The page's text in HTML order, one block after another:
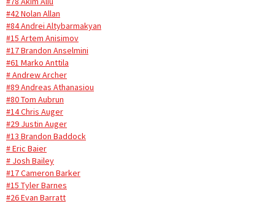
#42 Nolan Allan
#84 Andrei Altybarmakyan
#15 Artem Anisimov
#17 Brandon Anselmini
#61 Marko Anttila
# Andrew Archer
#89 Andreas Athanasiou
#80 Tom Aubrun
#14 Chris Auger
#29 Justin Auger
#13 Brandon Baddock
# Eric Baier
# Josh Bailey
#17 Cameron Barker
#15 Tyler Barnes
#26 Evan Barratt